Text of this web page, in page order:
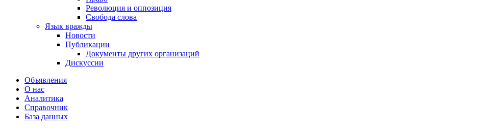
Революция и оппозиция
Свобода слова
Язык вражды
Новости
Публикации
Документы других организаций
Дискуссии
Объявления
О нас
Аналитика
Справочник
База данных